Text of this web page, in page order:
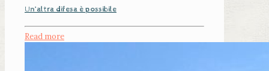
Un’altra difesa è possibile
Read more